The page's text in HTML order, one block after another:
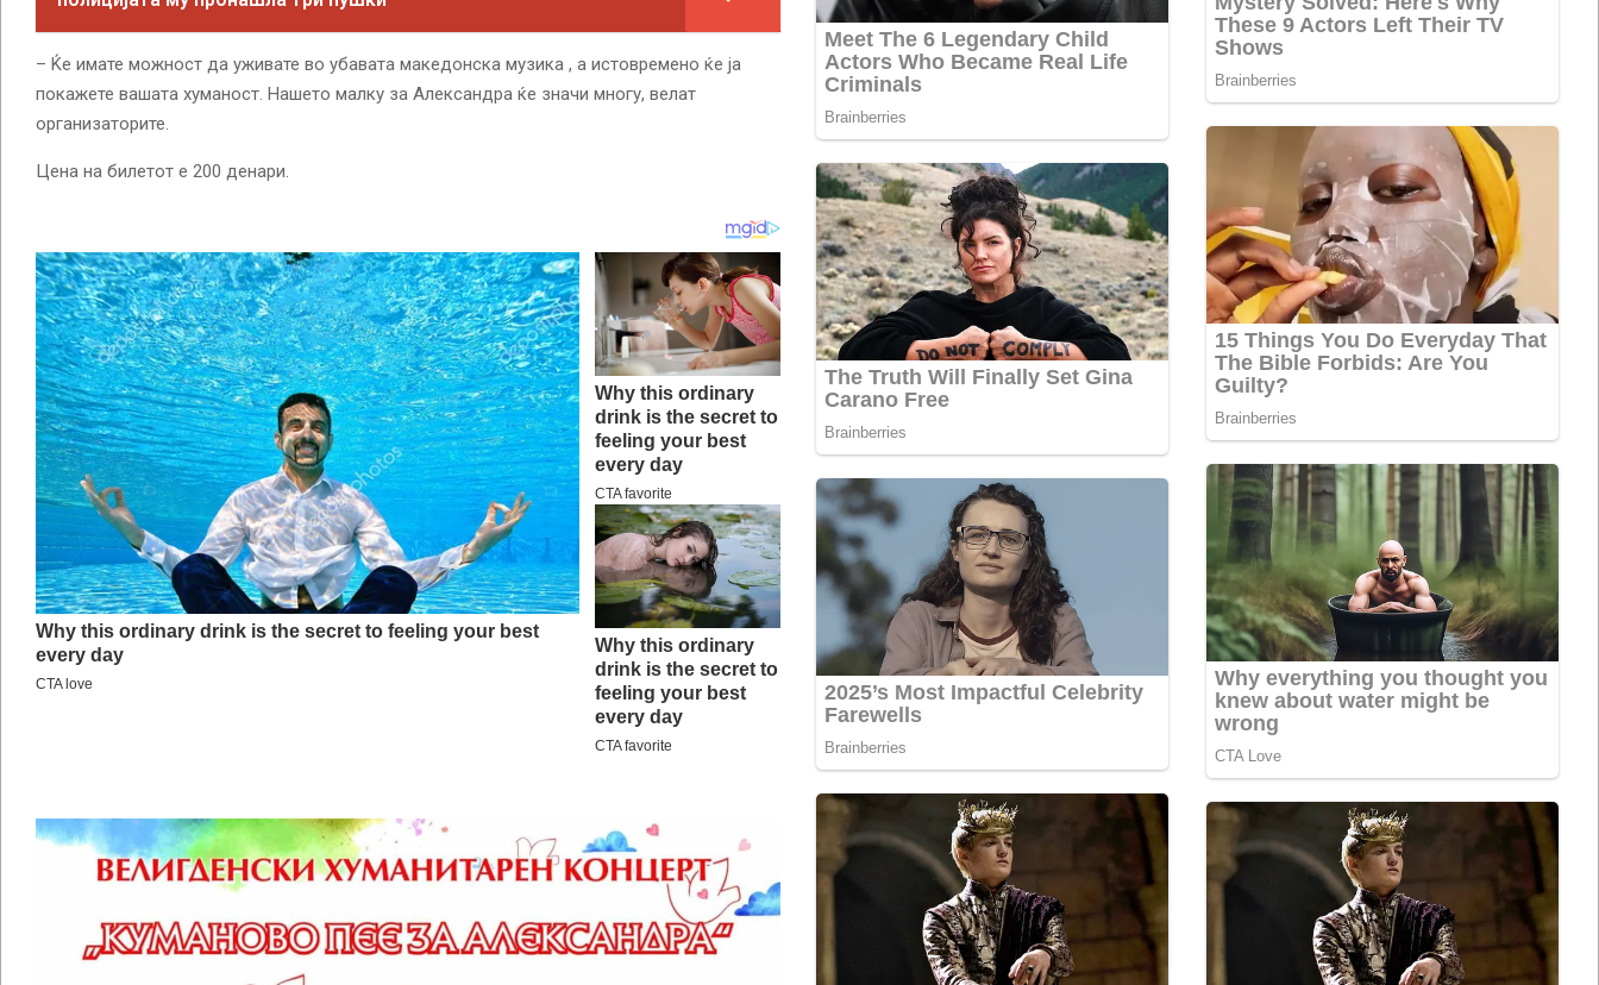
– Ќе имате можност да уживате во убавата македонска музика , а истовремено ќе ја
покажете вашата хуманост. Нашето малку за Александра ќе значи многу, велат
организаторите.
Цена на билетот е 200 денари.